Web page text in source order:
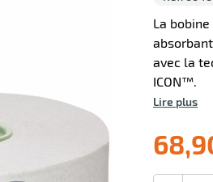
La
avec la
ICON™.
Lire plus
Ecotaxe
Prix
public
offerte